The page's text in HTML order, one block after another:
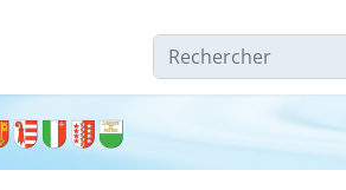
Rechercher